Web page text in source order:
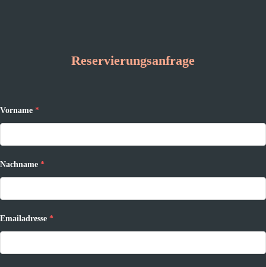
Reservierungsanfrage
Vorname *
Nachname *
Emailadresse *